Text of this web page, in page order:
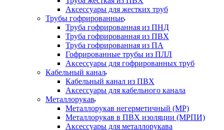
Аксессуары для жестких труб
Трубы гофрированные
Труба гофрированная из ПНД
Труба гофрированная из ПВХ
Труба гофрированная из ПА
Гофрированные трубы из ПЛЛ
Аксессуары для гофрированных труб
Кабельный канал
Кабельный канал из ПВХ
Аксессуары для кабельного канала
Металлорукав
Металлорукав негерметичный (МР)
Металлорукав в ПВХ изоляции (МРПИ)
Аксессуары для металлорукава